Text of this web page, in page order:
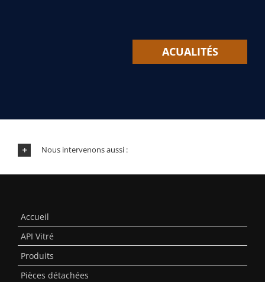
ACUALITÉS
Nous intervenons aussi :
Accueil
API Vitré
Produits
Pièces détachées